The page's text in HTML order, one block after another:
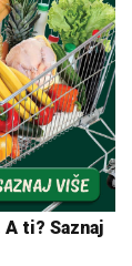
ti? Saznaj